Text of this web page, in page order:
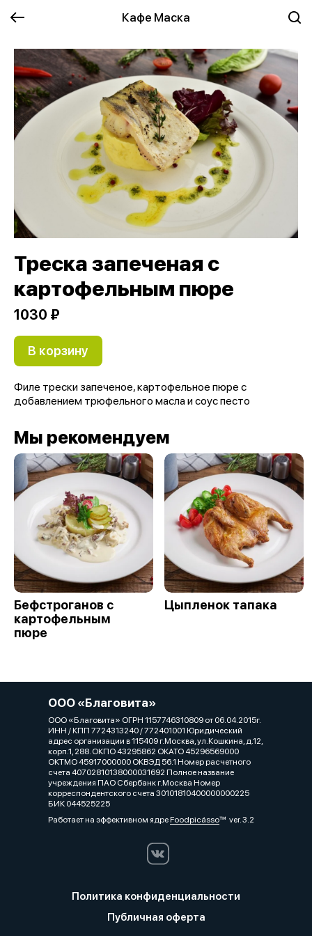
Кафе Маска
Треска запеченая с
картофельным пюре
1030 ₽
В корзину
Филе трески запеченое, картофельное пюре с
добавлением трюфельного масла и соус песто
Мы рекомендуем
Бефстроганов с
картофельным
пюре
Цыпленок тапака
ООО «Благовита»
ООО «Благовита» ОГРН 1157746310809 от 06.04.2015г.
ИНН / КПП 7724313240 / 772401001 Юридический
адрес организации в 115409 г.Москва, ул.Кошкина, д.12,
корп.1, 288. ОКПО 43295862 ОКАТО 45296569000
ОКТМО 45917000000 ОКВЭД 56.1 Номер расчетного
счета 40702810138000031692 Полное название
учреждения ПАО Сбербанк г.Москва Номер
корреспондентского счета 30101810400000000225
БИК 044525225
Работает на эффективном ядреFoodpicássover. 3.2
Политика конфиденциальности
Публичная оферта